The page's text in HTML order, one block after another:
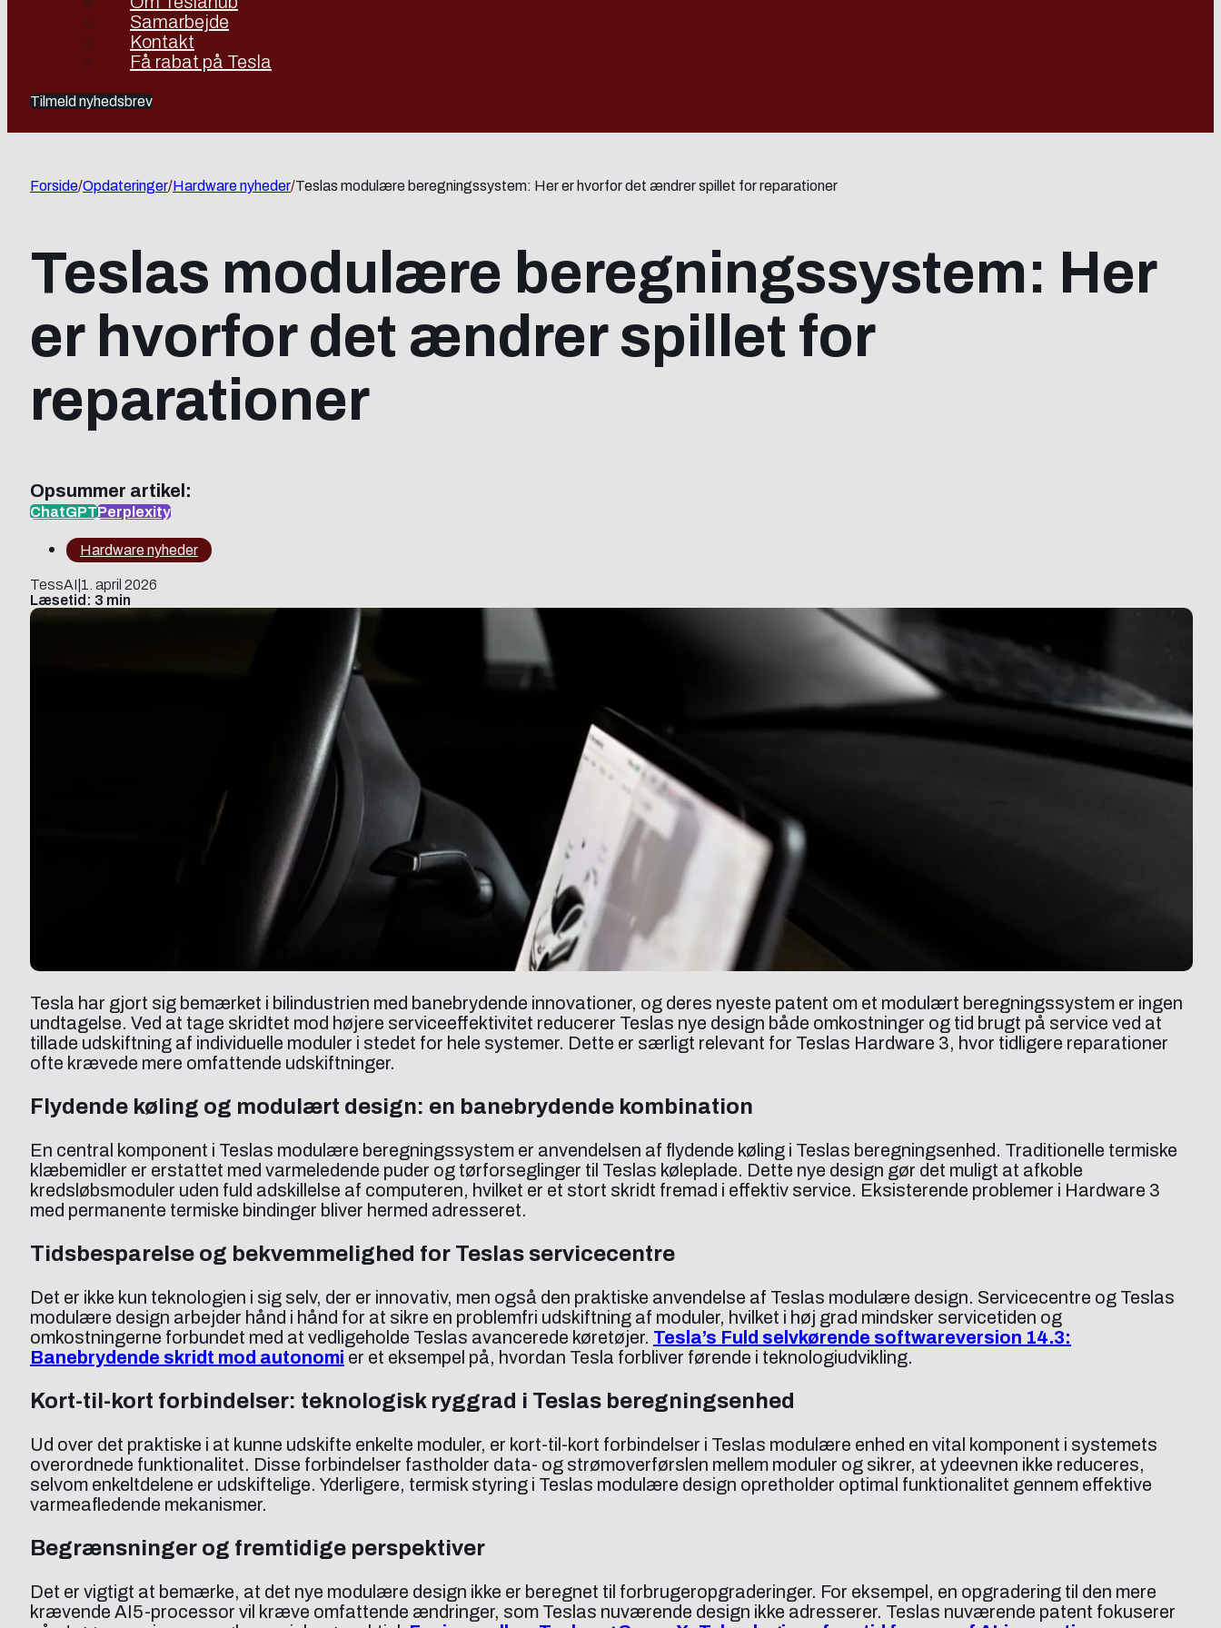
Samarbejde
Kontakt
Få rabat på Tesla
Tilmeld nyhedsbrev
Forside/Opdateringer/Hardware nyheder/Teslas modulære beregningssystem: Her er hvorfor det ændrer spillet for reparationer
Teslas modulære beregningssystem: Her
er hvorfor det ændrer spillet for
reparationer
Opsummer artikel:
ChatGPTPerplexity
Hardware nyheder
TessAI 1. april 2026
Læsetid: 3 min
Tesla har gjort sig bemærket i bilindustrien med banebrydende innovationer, og deres nyeste patent om et modulært beregningssystem er ingen
undtagelse. Ved at tage skridtet mod højere serviceeffektivitet reducerer Teslas nye design både omkostninger og tid brugt på service ved at
tillade udskiftning af individuelle moduler i stedet for hele systemer. Dette er særligt relevant for Teslas Hardware 3, hvor tidligere reparationer
ofte krævede mere omfattende udskiftninger.
Flydende køling og modulært design: en banebrydende kombination
En central komponent i Teslas modulære beregningssystem er anvendelsen af flydende køling i Teslas beregningsenhed. Traditionelle termiske
klæbemidler er erstattet med varmeledende puder og tørforseglinger til Teslas køleplade. Dette nye design gør det muligt at afkoble
kredsløbsmoduler uden fuld adskillelse af computeren, hvilket er et stort skridt fremad i effektiv service. Eksisterende problemer i Hardware 3
med permanente termiske bindinger bliver hermed adresseret.
Tidsbesparelse og bekvemmelighed for Teslas servicecentre
Det er ikke kun teknologien i sig selv, der er innovativ, men også den praktiske anvendelse af Teslas modulære design. Servicecentre og Teslas
modulære design arbejder hånd i hånd for at sikre en problemfri udskiftning af moduler, hvilket i høj grad mindsker servicetiden og
omkostningerne forbundet med at vedligeholde Teslas avancerede køretøjer. Tesla’s Fuld selvkørende softwareversion 14.3:
Banebrydende skridt mod autonomi er et eksempel på, hvordan Tesla forbliver førende i teknologiudvikling.
Kort-til-kort forbindelser: teknologisk ryggrad i Teslas beregningsenhed
Ud over det praktiske i at kunne udskifte enkelte moduler, er kort-til-kort forbindelser i Teslas modulære enhed en vital komponent i systemets
overordnede funktionalitet. Disse forbindelser fastholder data- og strømoverførslen mellem moduler og sikrer, at ydeevnen ikke reduceres,
selvom enkeltdelene er udskiftelige. Yderligere, termisk styring i Teslas modulære design opretholder optimal funktionalitet gennem effektive
varmeafledende mekanismer.
Begrænsninger og fremtidige perspektiver
Det er vigtigt at bemærke, at det nye modulære design ikke er beregnet til forbrugeropgraderinger. For eksempel, en opgradering til den mere
krævende AI5-processor vil kræve omfattende ændringer, som Teslas nuværende design ikke adresserer. Teslas nuværende patent fokuserer